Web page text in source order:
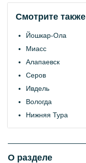
Смотрите также
Йошкар-Ола
Миасс
Алапаевск
Серов
Ивдель
Вологда
Нижняя Тура
О разделе